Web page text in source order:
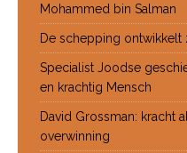
Mohammed bin Salman
De schepping ontwikkelt
Specialist Joodse
en krachtig Mensch
David Grossman: kracht
overwinning